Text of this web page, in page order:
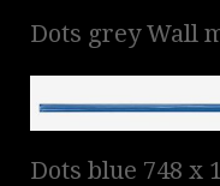
Dots grey Wall
Dots blue 748 x